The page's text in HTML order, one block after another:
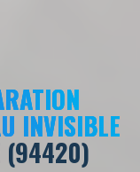
INVISIBLE
(94420)